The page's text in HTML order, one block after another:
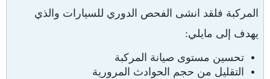
المركبة فلقد انشى الفحص الدوري للسيارات والذي
يهدف إلى مايلي:
تحسين مستوى صيانة المركبة
التقليل من حجم الحوادث المرورية